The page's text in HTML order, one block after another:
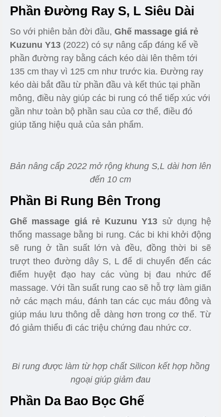
Phần Đường Ray S, L Siêu Dài
So với phiên bản đời đầu, Ghế massage giá rẻ
Kuzunu Y13 (2022) có sự nâng cấp đáng kể về
phần đường ray bằng cách kéo dài lên thêm tới
135 cm thay vì 125 cm như trước kia. Đường ray
kéo dài bắt đầu từ phần đầu và kết thúc tại phần
mông, điều này giúp các bi rung có thể tiếp xúc với
gần như toàn bộ phần sau của cơ thể, điều đó
giúp tăng hiệu quả của sản phẩm.
đến 10 cm
Phần Bi Rung Bên Trong
Ghế massage giá rẻ Kuzunu Y13